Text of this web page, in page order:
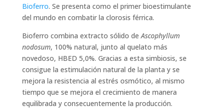
Bioferro. Se presenta como el primer bioestimulante
del mundo en combatir la clorosis férrica.
Bioferro combina extracto sólido deAscophyllum
nodosum, 100% natural, junto al quelato más
novedoso, HBED 5,0%. Gracias a esta simbiosis, se
consigue la estimulación natural de la planta y se
mejora la resistencia al estrés osmótico, al mismo
tiempo que se mejora el crecimiento de manera
equilibrada y consecuentemente la producción.